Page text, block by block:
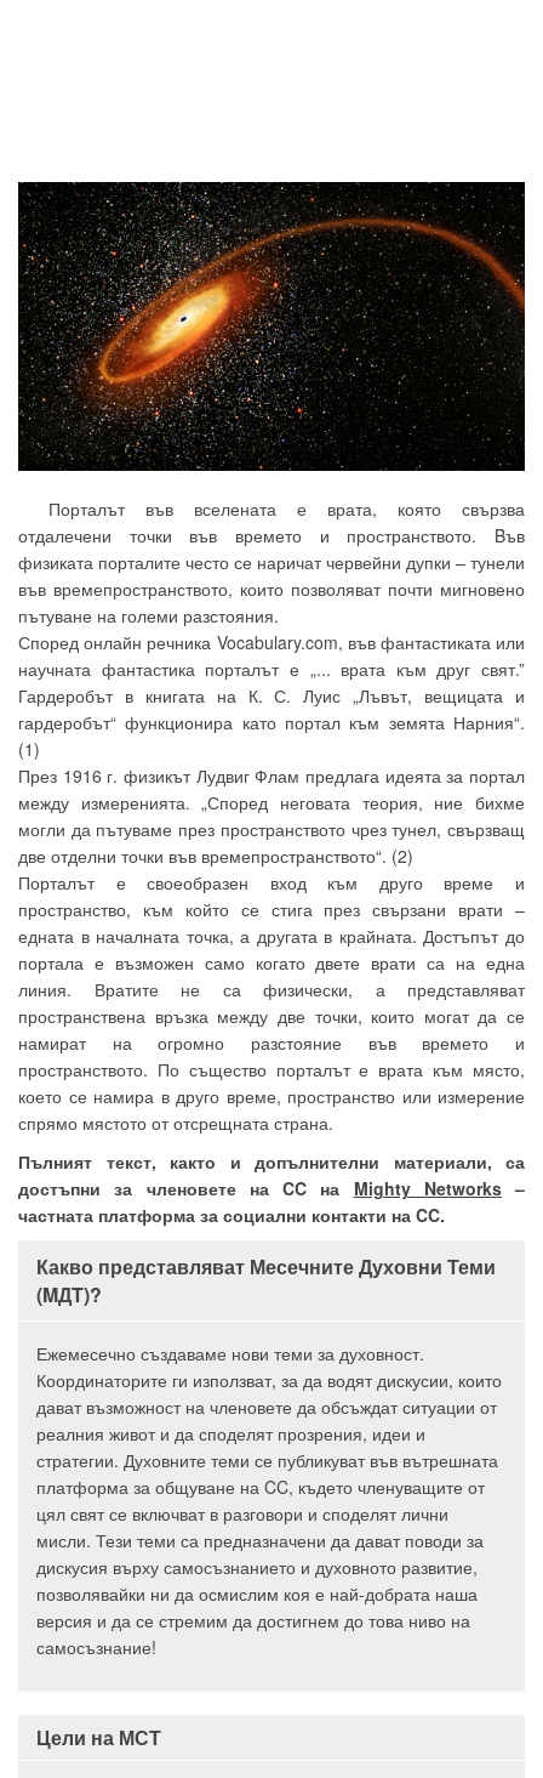
Порталът във вселената е врата, която свързва
отдалечени точки във времето и пространството. Bъв
физиката порталите често се наричат червейни дупки – тунели
във времепространството, които позволяват почти мигновено
пътуване на големи разстояния.
Според онлайн речника Vocabulary.com, във фантастиката или
научната фантастика порталът е „... врата към друг свят.”
Гардеробът в книгата на К. С. Луис „Лъвът, вещицата и
гардеробът“ функционира като портал към земята Нарния“.
(1)
През 1916 г. физикът Лудвиг Флам предлага идеята за портал
между измеренията. „Според неговата теория, ние бихме
могли да пътуваме през пространството чрез тунел, свързващ
две отделни точки във времепространството“. (2)
Порталът е своеобразен вход към друго време и
пространство, към който се стига през свързани врати –
едната в началната точка, а другата в крайната. Достъпът до
портала е възможен само когато двете врати са на една
линия. Вратите не са физически, а представляват
пространствена връзка между две точки, които могат да се
намират на огромно разстояние във времето и
пространството. По същество порталът е врата към място,
което се намира в друго време, пространство или измерение
спрямо мястото от отсрещната страна.
Пълният текст, както и допълнителни материали, са
достъпни за членовете на CC на Mighty Networks–
частната платформа за социални контакти на CC.
Какво представляват Месечните Духовни Теми
(MДT)?
Ежемесечно създаваме нови теми за духовност.
Координаторите ги използват, за да водят дискусии, които
дават възможност на членовете да обсъждат ситуации от
реалния живот и да споделят прозрения, идеи и
стратегии. Духовните теми се публикуват във вътрешната
платформа за общуване на CC, където членуващите от
цял свят се включват в разговори и споделят лични
мисли. Тези теми са предназначени да дават поводи за
дискусия върху самосъзнанието и духовното развитие,
позволявайки ни да осмислим коя е най-добрата наша
версия и да се стремим да достигнем до това ниво на
самосъзнание!
Цели на МСТ